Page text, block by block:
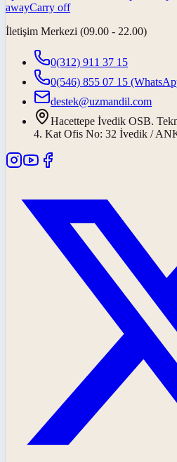
awayCarry off
İletişim Merkezi (09.00 - 22.00)
0(312) 911 37 15
0(546) 855 07 15
destek@uzmandil.com
Hacettepe İvedik OSB.
4. Kat Ofis No: 32 İvedik /